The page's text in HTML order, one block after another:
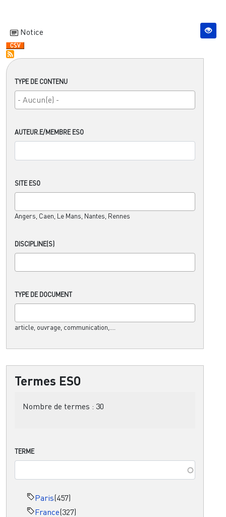
TYPE DE CONTENU
AUTEUR.E/MEMBRE ESO
SITE ESO
Angers, Caen, Le Mans, Nantes, Rennes
DISCIPLINE(S)
TYPE DE DOCUMENT
article, ouvrage, communication,....
Termes ESO
Nombre de termes : 30
TERME
Paris(457)
France(327)
Notice